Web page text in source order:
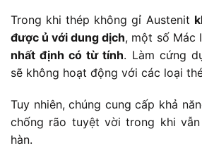
Trong khi thép không gỉ Austenit
được ủ với dung dịch, một số Mác
nhất định có từ tính. Làm cứng
sẽ không hoạt động với các loại
Tuy nhiên, chúng cung cấp khả
chống rão tuyệt vời trong khi
hàn.